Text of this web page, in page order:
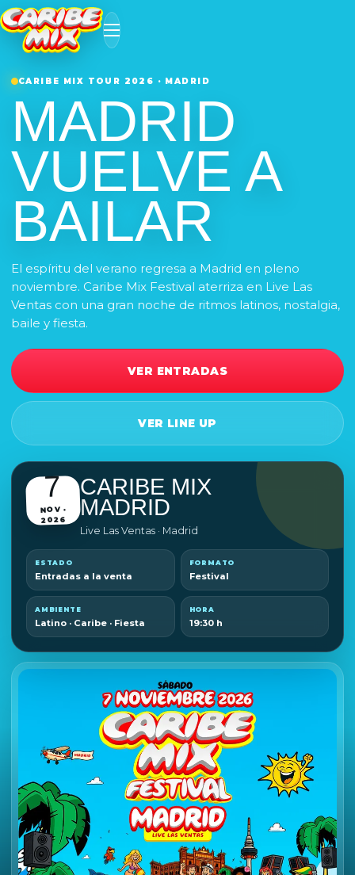
CARIBE MIX TOUR 2026 · MADRID
MADRID
VUELVE A
BAILAR
El espíritu del verano regresa a Madrid en pleno
noviembre. Caribe Mix Festival aterriza en Live Las
Ventas con una gran noche de ritmos latinos, nostalgia,
baile y fiesta.
VER ENTRADAS
VER LINE UP
7
NOV ·
2026
CARIBE MIX
MADRID
Live Las Ventas · Madrid
ESTADO
Entradas a la venta
FORMATO
Festival
AMBIENTE
Latino · Caribe · Fiesta
HORA
19:30 h